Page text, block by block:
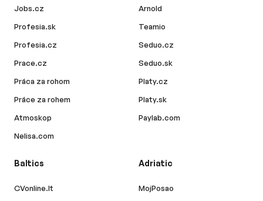
Jobs.cz
Profesia.sk
Profesia.cz
Prace.cz
Práca za rohom
Práce za rohem
Atmoskop
Nelisa.com
Arnold
Teamio
Seduo.cz
Seduo.sk
Platy.cz
Platy.sk
Paylab.com
Baltics
CVonline.lt
Adriatic
MojPosao